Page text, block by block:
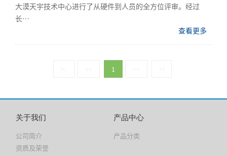
大漠天宇技术中心进行了从硬件到人员的全方位评审。经过
长…
查看更多
1
关于我们
公司简介
资质及荣誉
产品中心
产品分类